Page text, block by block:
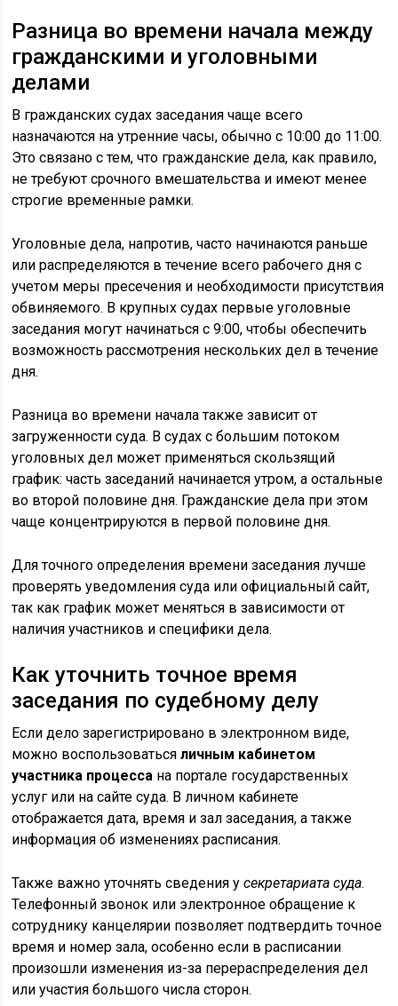
Разница во времени начала между
гражданскими и уголовными
делами
В гражданских судах заседания чаще всего
назначаются на утренние часы, обычно с 10:00 до 11:00.
Это связано с тем, что гражданские дела, как правило,
не требуют срочного вмешательства и имеют менее
строгие временные рамки.
Уголовные дела, напротив, часто начинаются раньше
или распределяются в течение всего рабочего дня с
учетом меры пресечения и необходимости присутствия
обвиняемого. В крупных судах первые уголовные
заседания могут начинаться с 9:00, чтобы обеспечить
возможность рассмотрения нескольких дел в течение
дня.
Разница во времени начала также зависит от
загруженности суда. В судах с большим потоком
уголовных дел может применяться скользящий
график: часть заседаний начинается утром, а остальные
во второй половине дня. Гражданские дела при этом
чаще концентрируются в первой половине дня.
Для точного определения времени заседания лучше
проверять уведомления суда или официальный сайт,
так как график может меняться в зависимости от
наличия участников и специфики дела.
Как уточнить точное время
заседания по судебному делу
Если дело зарегистрировано в электронном виде,
можно воспользоватьсяличным кабинетом
участника процесса на портале государственных
услуг или на сайте суда. В личном кабинете
отображается дата, время и зал заседания, а также
информация об изменениях расписания.
Также важно уточнять сведения усекретариата суда.
Телефонный звонок или электронное обращение к
сотруднику канцелярии позволяет подтвердить точное
время и номер зала, особенно если в расписании
произошли изменения из-за перераспределения дел
или участия большого числа сторон.